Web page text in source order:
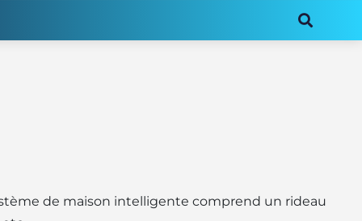
de maison intelligente comprend un rideau